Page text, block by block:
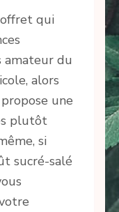
qui
amateur du
alors
une
plutôt
si
sucré-salé